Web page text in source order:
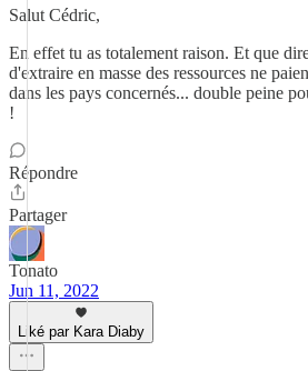
Salut Cédric,
En effet tu as totalement raison. Et que
d'extraire en masse des ressources ne
dans les pays concernés... double peine
!
Répondre
Partager
Tonato
Jun 11, 2022
Liké par Kara Diaby